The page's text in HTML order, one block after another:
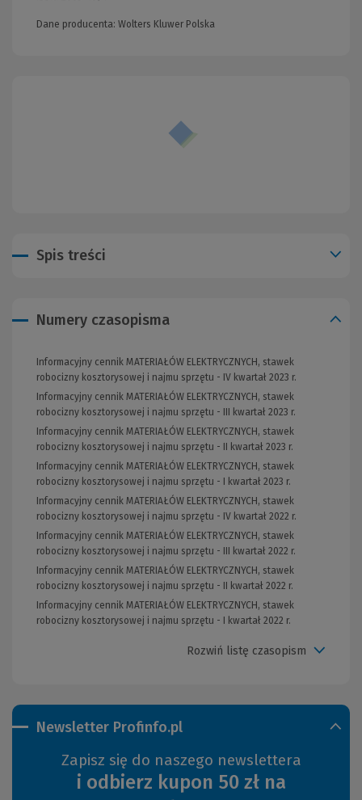
Dane producenta: Wolters Kluwer Polska
Spis treści
Newsletter Profinfo.pl
Zapisz się do naszego newslettera
i odbierz kupon 50 zł na
Numery czasopisma
Informacyjny cennik MATERIAŁÓW ELEKTRYCZNYCH, stawek
robocizny kosztorysowej i najmu sprzętu - IV kwartał 2023 r.
Informacyjny cennik MATERIAŁÓW ELEKTRYCZNYCH, stawek
robocizny kosztorysowej i najmu sprzętu - III kwartał 2023 r.
Informacyjny cennik MATERIAŁÓW ELEKTRYCZNYCH, stawek
robocizny kosztorysowej i najmu sprzętu - II kwartał 2023 r.
Informacyjny cennik MATERIAŁÓW ELEKTRYCZNYCH, stawek
robocizny kosztorysowej i najmu sprzętu - I kwartał 2023 r.
Informacyjny cennik MATERIAŁÓW ELEKTRYCZNYCH, stawek
robocizny kosztorysowej i najmu sprzętu - IV kwartał 2022 r.
Informacyjny cennik MATERIAŁÓW ELEKTRYCZNYCH, stawek
robocizny kosztorysowej i najmu sprzętu - III kwartał 2022 r.
Informacyjny cennik MATERIAŁÓW ELEKTRYCZNYCH, stawek
robocizny kosztorysowej i najmu sprzętu - II kwartał 2022 r.
Informacyjny cennik MATERIAŁÓW ELEKTRYCZNYCH, stawek
robocizny kosztorysowej i najmu sprzętu - I kwartał 2022 r.
Rozwiń listę czasopism